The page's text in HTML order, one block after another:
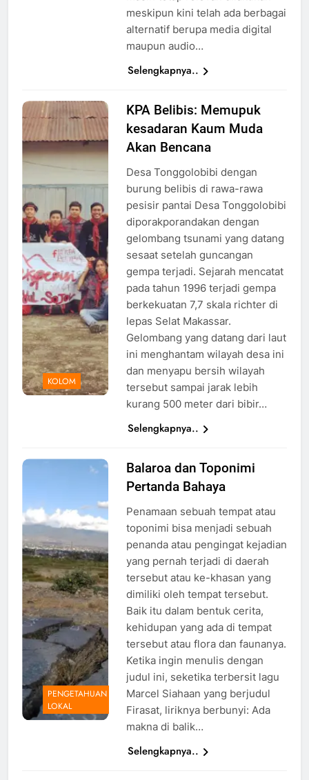
meskipun kini telah ada berbagai
alternatif berupa media digital
maupun audio…
Selengkapnya..
Komunitas
Pecinta
Alam
Belibis,
Palu, Foto:
KPA Belibis
KOLOM
KPA Belibis: Memupuk
kesadaran Kaum Muda
Akan Bencana
Desa Tonggolobibi dengan
burung belibis di rawa-rawa
pesisir pantai Desa Tonggolobibi
diporakporandakan dengan
gelombang tsunami yang datang
sesaat setelah guncangan
gempa terjadi. Sejarah mencatat
pada tahun 1996 terjadi gempa
berkekuatan 7,7 skala richter di
lepas Selat Makassar.
Gelombang yang datang dari laut
ini menghantam wilayah desa ini
dan menyapu bersih wilayah
tersebut sampai jarak lebih
kurang 500 meter dari bibir…
Selengkapnya..
Kelurahan
Balaroa, 25
Februari
2020
PENGETAHUAN
LOKAL
Balaroa dan Toponimi
Pertanda Bahaya
Penamaan sebuah tempat atau
toponimi bisa menjadi sebuah
penanda atau pengingat kejadian
yang pernah terjadi di daerah
tersebut atau ke-khasan yang
dimiliki oleh tempat tersebut.
Baik itu dalam bentuk cerita,
kehidupan yang ada di tempat
tersebut atau flora dan faunanya.
Ketika ingin menulis dengan
judul ini, seketika terbersit lagu
Marcel Siahaan yang berjudul
Firasat, liriknya berbunyi: Ada
makna di balik…
Selengkapnya..